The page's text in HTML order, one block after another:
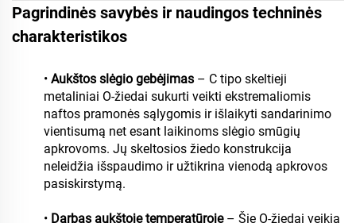
Pagrindinės savybės ir naudingos techninės
charakteristikos
• Aukštos slėgio gebėjimas – C tipo skeltieji
metaliniai O-žiedai sukurti veikti ekstremaliomis
naftos pramonės sąlygomis ir išlaikyti sandarinimo
vientisumą net esant laikinoms slėgio smūgių
apkrovoms. Jų skeltosios žiedo konstrukcija
neleidžia išspaudimo ir užtikrina vienodą apkrovos
pasiskirstymą.
• Darbas aukštoje temperatūroje – Šie O-žiedai veikia